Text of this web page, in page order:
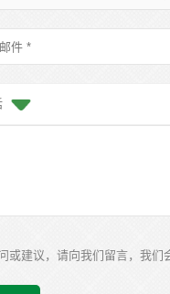
或建议，请向我们留言，我们